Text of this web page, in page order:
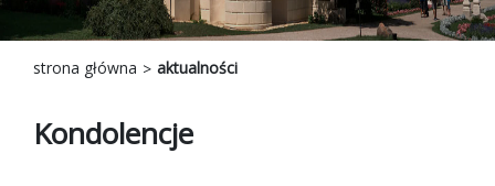
strona główna aktualności
Kondolencje